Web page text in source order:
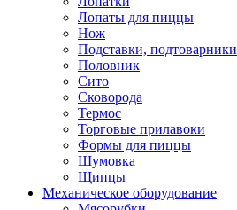
Лопаты для пиццы
Нож
Подставки, подтоварники
Половник
Сито
Сковорода
Термос
Торговые прилавоки
Формы для пиццы
Шумовка
Щипцы
Механическое оборудование